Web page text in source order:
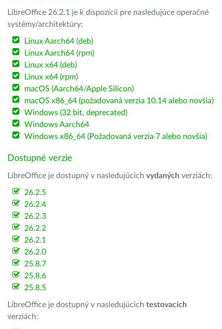
LibreOffice 26.2.1 je k dispozícii pre nasledujúce operačné
systémy/architektúry:
Linux Aarch64 (deb)
Linux Aarch64 (rpm)
Linux x64 (deb)
Linux x64 (rpm)
macOS (Aarch64/Apple Silicon)
macOS x86_64 (požadovaná verzia 10.14 alebo novšia)
Windows (32 bit, deprecated)
Windows Aarch64
Windows x86_64 (Požadovaná verzia 7 alebo novšia)
Dostupné verzie
LibreOffice je dostupný v nasledujúcich vydaných verziách:
26.2.5
26.2.4
26.2.3
26.2.2
26.2.1
26.2.0
25.8.7
25.8.6
25.8.5
LibreOffice je dostupný v nasledujúcich testovacích
verziách: